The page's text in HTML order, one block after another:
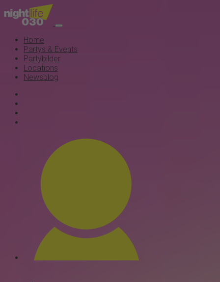
Home
Partys & Events
Partybilder
Locations
Newsblog